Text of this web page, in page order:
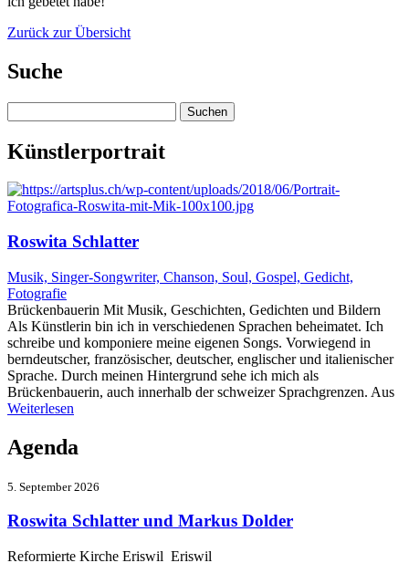
Zurück zur Übersicht
Suche
nach:
Künstlerportrait
Roswita Schlatter
Musik, Singer-Songwriter, Chanson, Soul, Gospel, Gedicht,
Fotografie
Brückenbauerin Mit Musik, Geschichten, Gedichten und Bildern
Als Künstlerin bin ich in verschiedenen Sprachen beheimatet. Ich
schreibe und komponiere meine eigenen Songs. Vorwiegend in
berndeutscher, französischer, deutscher, englischer und italienischer
Sprache. Durch meinen Hintergrund sehe ich mich als
Brückenbauerin, auch innerhalb der schweizer Sprachgrenzen. Aus
Weiterlesen
Agenda
5. September 2026
Roswita Schlatter und Markus Dolder
Reformierte Kirche Eriswil Eriswil